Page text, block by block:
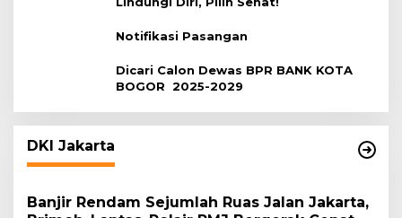
Notifikasi Pasangan
Dicari Calon Dewas BPR BANK KOTA
BOGOR 2025-2029
DKI Jakarta
Banjir Rendam Sejumlah Ruas Jalan Jakarta,